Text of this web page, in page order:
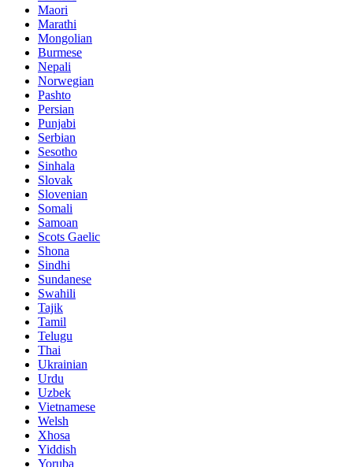
Maori
Marathi
Mongolian
Burmese
Nepali
Norwegian
Pashto
Persian
Punjabi
Serbian
Sesotho
Sinhala
Slovak
Slovenian
Somali
Samoan
Scots Gaelic
Shona
Sindhi
Sundanese
Swahili
Tajik
Tamil
Telugu
Thai
Ukrainian
Urdu
Uzbek
Vietnamese
Welsh
Xhosa
Yiddish
Yoruba